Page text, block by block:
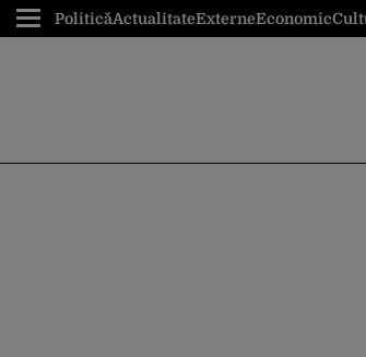
PoliticăActualitateExterneEconomic